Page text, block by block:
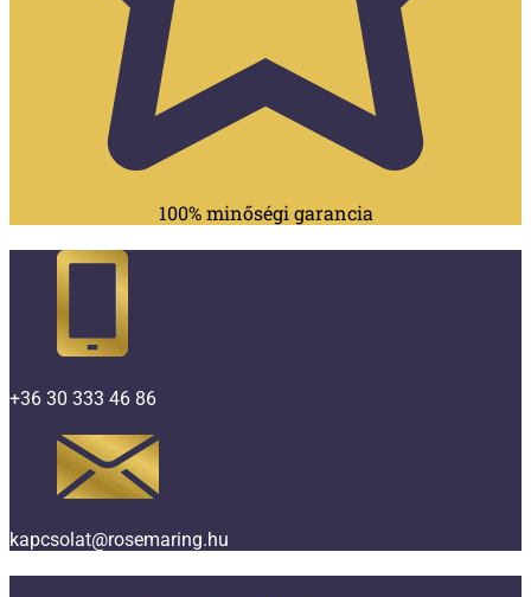
100% minőségi garancia
+36 30 333 46 86
kapcsolat@rosemaring.hu